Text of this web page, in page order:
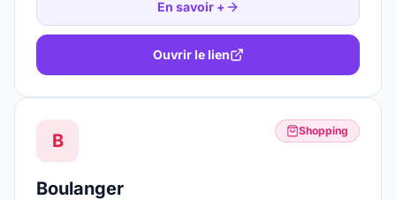
En savoir +
Ouvrir le lien
B Shopping
Boulanger